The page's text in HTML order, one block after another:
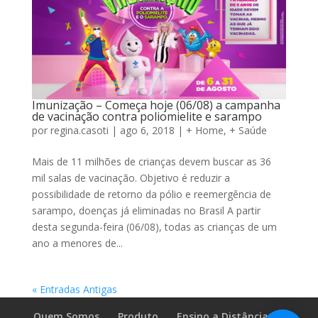
Imunização – Começa hoje (06/08) a campanha
de vacinação contra poliomielite e sarampo
por regina.casoti | ago 6, 2018 | + Home, + Saúde
Mais de 11 milhões de crianças devem buscar as 36
mil salas de vacinação. Objetivo é reduzir a
possibilidade de retorno da pólio e reemergência de
sarampo, doenças já eliminadas no Brasil A partir
desta segunda-feira (06/08), todas as crianças de um
ano a menores de...
« Entradas Antigas